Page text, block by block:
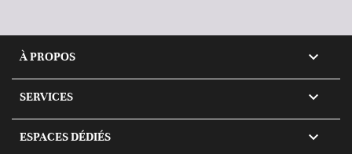
À PROPOS 
SERVICES 
ESPACES DÉDIÉS 